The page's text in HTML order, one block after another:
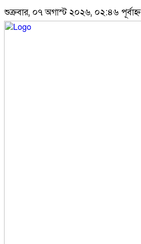
শুক্রবার, ০৭ অগাস্ট ২০২৬, ০২:৪৬ পূর্বাহ্ন